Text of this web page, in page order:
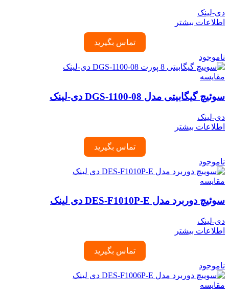
دی-لینک
اطلاعات بیشتر
تماس بگیرید
ناموجود
مقایسه
سوئیچ گیگابیتی مدل DGS-1100-08 دی-لینک
دی-لینک
اطلاعات بیشتر
تماس بگیرید
ناموجود
مقایسه
سوئیچ دوربرد مدل DES-F1010P-E دی لینک
دی-لینک
اطلاعات بیشتر
تماس بگیرید
ناموجود
مقایسه